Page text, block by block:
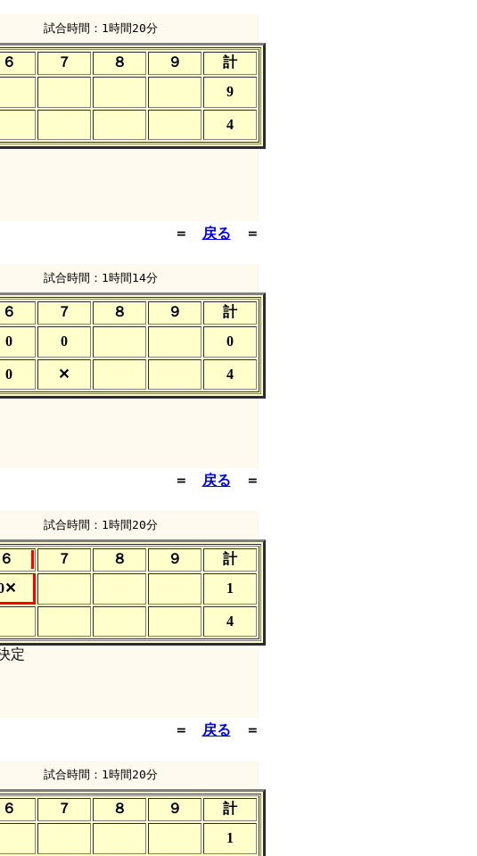
試合時間：1時間20分
６ ７ ８ ９
計
9
4
＝ 戻る ＝
試合時間：1時間14分
６ ７ ８ ９
計
0 0 0
0 ✕ 4
＝ 戻る ＝
試合時間：1時間20分
６ ７ ８ ９
計
1
4
定
＝ 戻る ＝
試合時間：1時間20分
６ ７ ８ ９
計
1